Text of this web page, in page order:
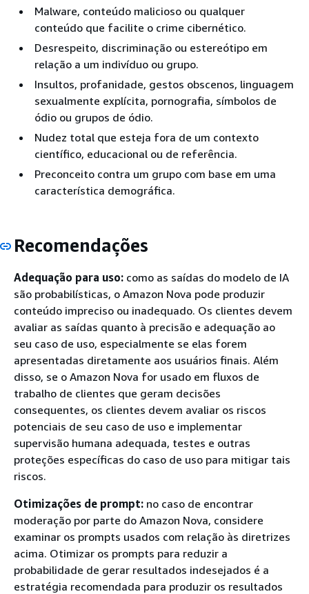
Malware, conteúdo malicioso ou qualquer
conteúdo que facilite o crime cibernético.
Desrespeito, discriminação ou estereótipo em
relação a um indivíduo ou grupo.
Insultos, profanidade, gestos obscenos, linguagem
sexualmente explícita, pornografia, símbolos de
ódio ou grupos de ódio.
Nudez total que esteja fora de um contexto
científico, educacional ou de referência.
Preconceito contra um grupo com base em uma
característica demográfica.
Recomendações
Adequação para uso: como as saídas do modelo de IA
são probabilísticas, o Amazon Nova pode produzir
conteúdo impreciso ou inadequado. Os clientes devem
avaliar as saídas quanto à precisão e adequação ao
seu caso de uso, especialmente se elas forem
apresentadas diretamente aos usuários finais. Além
disso, se o Amazon Nova for usado em fluxos de
trabalho de clientes que geram decisões
consequentes, os clientes devem avaliar os riscos
potenciais de seu caso de uso e implementar
supervisão humana adequada, testes e outras
proteções específicas do caso de uso para mitigar tais
riscos.
Otimizações de prompt: no caso de encontrar
moderação por parte do Amazon Nova, considere
examinar os prompts usados com relação às diretrizes
acima. Otimizar os prompts para reduzir a
probabilidade de gerar resultados indesejados é a
estratégia recomendada para produzir os resultados